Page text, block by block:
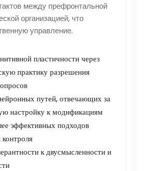
между префронтальной
организацией, что
управление.
пластичности через
практику разрешения
путей, отвечающих за
настройку к модификациям
эффективных подходов
к двусмысленности и